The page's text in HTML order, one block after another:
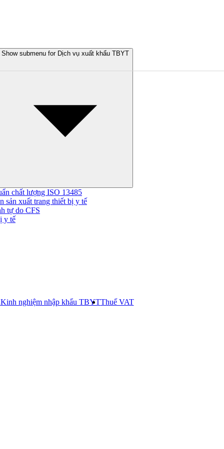
Show submenu for Dịch vụ xuất khẩu TBYT
chất lượng ISO 13485
sản xuất trang thiết bị y tế
tự do CFS
y tế
Kinh nghiệm nhập khẩu TBYTThuế VAT